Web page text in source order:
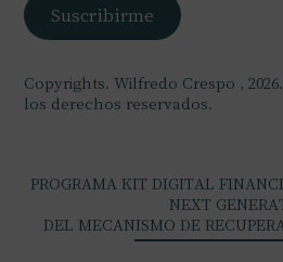
Copyrights. Wilfredo Crespo ,
los derechos reservados.
PROGRAMA KIT DIGITAL
NEXT
DEL MECANISMO DE